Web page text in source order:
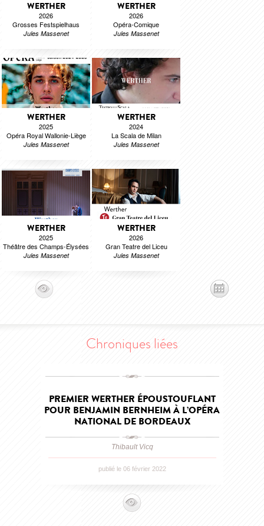
WERTHER
2026
Grosses Festspielhaus
Jules Massenet
WERTHER
2026
Opéra-Comique
Jules Massenet
WERTHER
2025
Opéra Royal Wallonie-Liège
Jules Massenet
WERTHER
2024
La Scala de Milan
Jules Massenet
WERTHER
2025
Théâtre des Champs-Élysées
Jules Massenet
WERTHER
2026
Gran Teatre del Liceu
Jules Massenet
Chroniques liées
PREMIER WERTHER ÉPOUSTOUFLANT
POUR BENJAMIN BERNHEIM À L’OPÉRA
NATIONAL DE BORDEAUX
Thibault Vicq
publié le 06 février 2022